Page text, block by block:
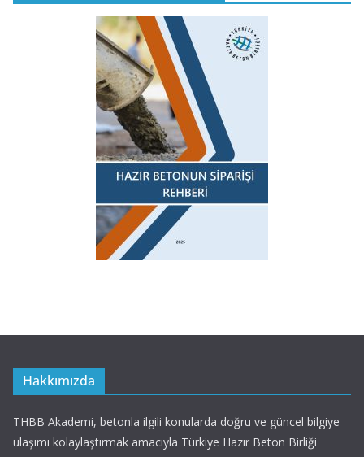
Hakkımızda
THBB Akademi, betonla ilgili konularda doğru ve güncel bilgiye
ulaşımı kolaylaştırmak amacıyla Türkiye Hazır Beton Birliği